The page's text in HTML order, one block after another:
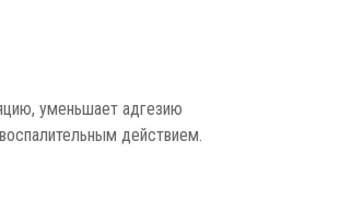
уменьшает адгезию
действием.